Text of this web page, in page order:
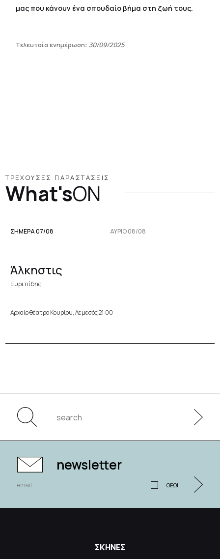
μας που κάνουν ένα σπουδαίο βήμα στη ζωή τους.
Τελευταία ενημέρωση: 30/09/2025
ΤΡΕΧΟΥΣΕΣ ΠΑΡΑΣΤΑΣΕΙΣ
What'sON
ΣΗΜΕΡΑ 07/08 ΑΥΡΙΟ 08/08
Άλκηστις
Ευριπίδης
Αρχαίο θέατρο Κουρίου, Λεμεσός 21:00
newsletter
ΟΡΟΙ
ΣΚΗΝΕΣ